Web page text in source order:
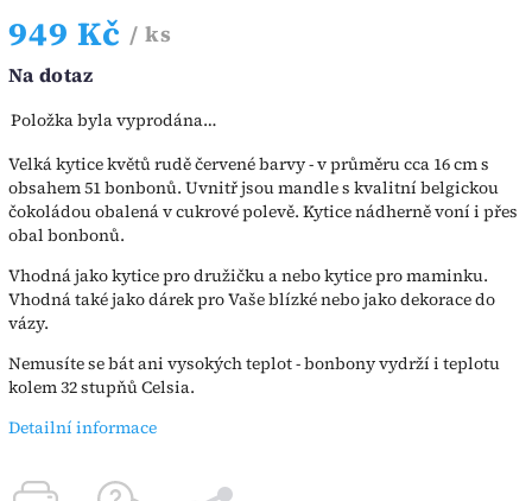
949 Kč / ks
Na dotaz
Položka byla vyprodána…
Velká kytice květů rudě červené barvy - v průměru cca 16 cm s
obsahem 51 bonbonů. Uvnitř jsou mandle s kvalitní belgickou
čokoládou obalená v cukrové polevě. Kytice nádherně voní i přes
obal bonbonů.
Vhodná jako kytice pro družičku a nebo kytice pro maminku.
Vhodná také jako dárek pro Vaše blízké nebo jako dekorace do
vázy.
Nemusíte se bát ani vysokých teplot - bonbony vydrží i teplotu
kolem 32 stupňů Celsia.
Detailní informace